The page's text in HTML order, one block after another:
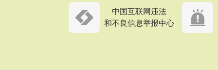
中国互联网违法
和不良信息举报中心